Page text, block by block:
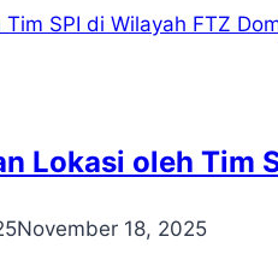
Lokasi oleh Tim
November 18, 2025